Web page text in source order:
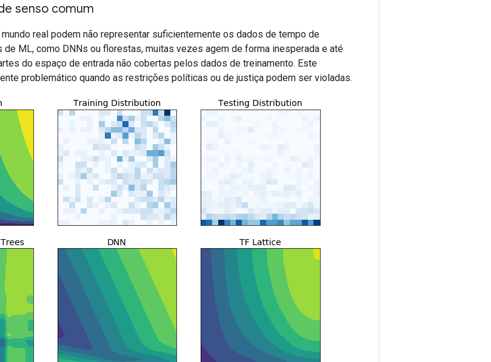
senso comum
real podem não representar suficientemente os dados de tempo de
ML, como DNNs ou florestas, muitas vezes agem de forma inesperada e até
do espaço de entrada não cobertas pelos dados de treinamento. Este
problemático quando as restrições políticas ou de justiça podem ser violadas.